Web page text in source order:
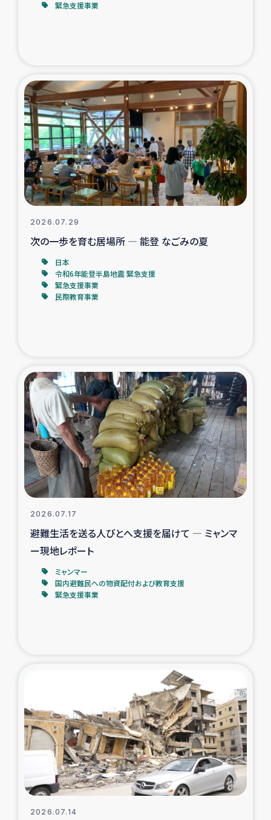
コーヒー生産者支援
アイナロ県マウベシ郡でのコーヒー畑改善事業
ベイルート大規模爆発被災者支援
女性の生計向上支援
アグロフォレストリー（カカオ）事業
緊急支援事業
2026.07.29
次の一歩を育む居場所 ― 能登 なごみの夏
日本
令和6年能登半島地震 緊急支援
緊急支援事業
民際教育事業
2026.07.17
避難生活を送る人びとへ支援を届けて ― ミャンマ
ー現地レポート
ミャンマー
国内避難民への物資配付および教育支援
緊急支援事業
2026.07.14